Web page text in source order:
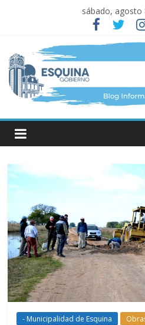
sábado, agosto
- Municipalidad de Esquina